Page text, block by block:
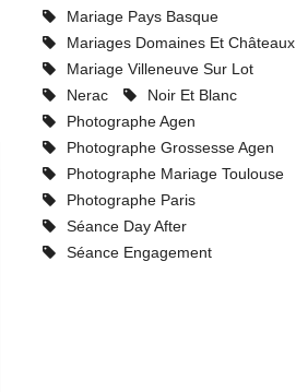
Mariage Pays Basque
Mariages Domaines Et Châteaux
Mariage Villeneuve Sur Lot
Nerac
Noir Et Blanc
Photographe Agen
Photographe Grossesse Agen
Photographe Mariage Toulouse
Photographe Paris
Séance Day After
Séance Engagement